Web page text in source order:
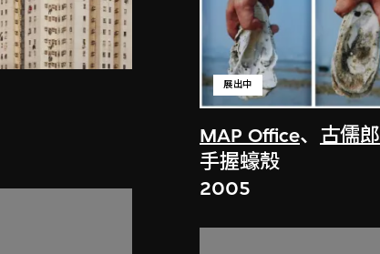
MAP Office、 古儒郎
展出中
手握蠔殼
2005